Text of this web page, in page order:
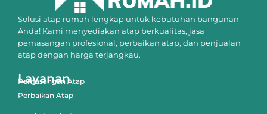
Solusi atap rumah lengkap untuk kebutuhan bangunan
Anda! Kami menyediakan atap berkualitas, jasa
pemasangan profesional, perbaikan atap, dan penjualan
atap dengan harga terjangkau.
Layanan
Pemasangan Atap
Perbaikan Atap